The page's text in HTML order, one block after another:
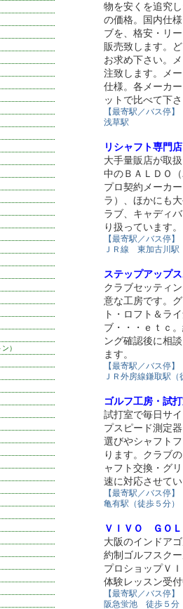
物を安くを追究
の価格。国内仕
ブを、格安・リ
販売致します。
お求め下さい。
注致します。メ
仕様。各メーカ
ットで比べて下
【最寄駅／バス停】
浅草駅
リシャフト専門
大手量販店が取
中のＢＡＬＤＯ
プロ契約メーカ
ラ）、ほかにも
ラブ、キャディ
り扱っています。
【最寄駅／バス停】
ＪＲ線 東加古川駅
ステップアップ
クラブセッティ
意な工房です。
ト・ロフト＆ラ
ブ・・・ｅｔｃ
ング確認後に相
ます。
【最寄駅／バス停】
ＪＲ外房線鎌取駅
ゴルフ工房・試
試打室で毎日サ
プスピード測定
選びやシャフト
ります。クラブ
ャフト交換・グ
速に対応させて
【最寄駅／バス停】
亀有駅（徒歩５分）
ＶＩＶＯ ＧＯ
大阪のインドア
約制ゴルフスク
プロショップＶ
体験レッスン受
【最寄駅／バス停】
阪急蛍池 徒歩５分
）